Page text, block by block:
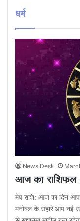
धर्म
News Desk
आज का राशिफल
मेष राशि: आज का दिन
मनोबल के सहारे आप नई